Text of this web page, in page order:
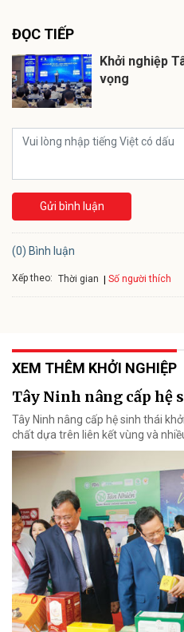
ĐỌC TIẾP
Khởi nghiệp
vọng
Gửi bình luận
(0) Bình luận
Xếp theo: Thời gian Số người thích
XEM THÊM KHỞI NGHIỆP
Tây Ninh nâng cấp
Tây Ninh nâng cấp hệ sinh thái
chất dựa trên liên kết vùng và